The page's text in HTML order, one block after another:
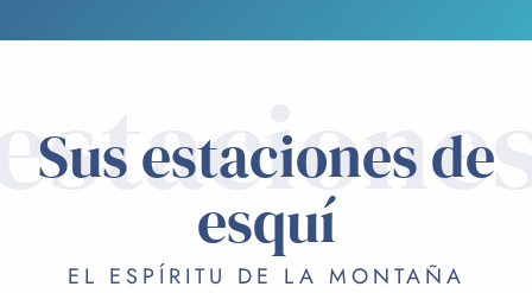
Sus estaciones de
esquí
EL ESPÍRITU DE LA MONTAÑA